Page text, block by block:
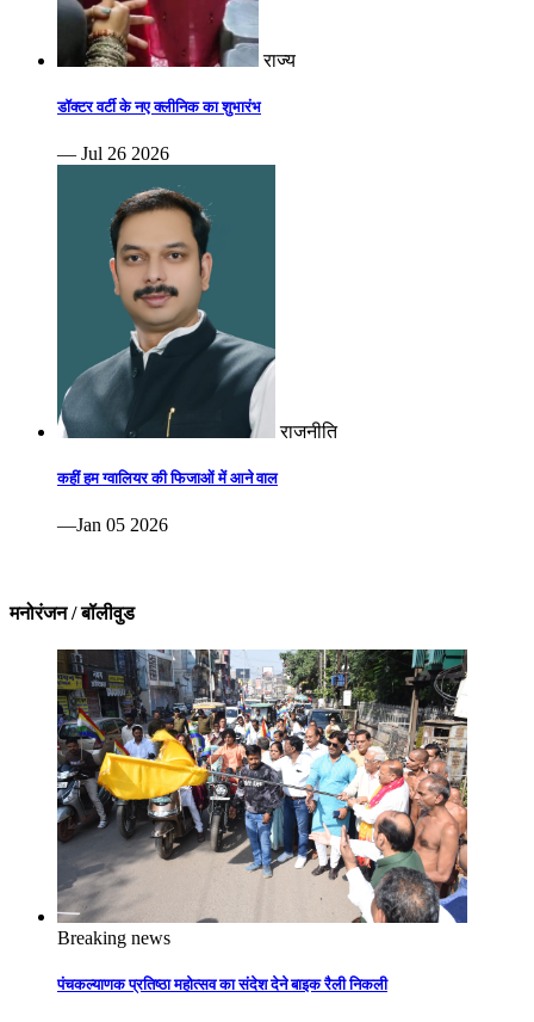
राज्य
डॉक्टर वर्टी के नए क्लीनिक का शुभारंभ
— Jul 26 2026
राजनीति
कहीं हम ग्वालियर की फिजाओं में आने वाल
—Jan 05 2026
मनोरंजन / बॉलीवुड
Breaking news
पंचकल्याणक प्रतिष्ठा महोत्सव का संदेश देने बाइक रैली निकली